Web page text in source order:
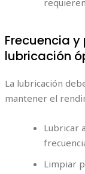
Frecuencia
lubricación
La lubricación
mantener el
Lubricar
Limpiar